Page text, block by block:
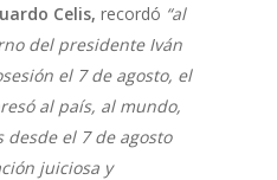
Celis, recordó “al
del presidente Iván
el 7 de agosto, el
al país, al mundo,
desde el 7 de agosto
juiciosa y